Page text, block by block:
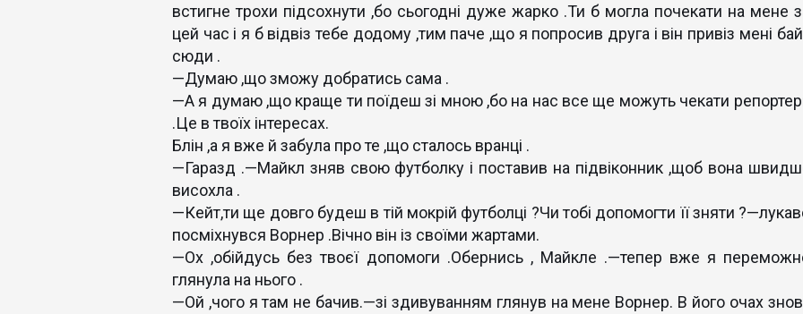
встигне трохи підсохнути ,бо сьогодні дуже жарко .Ти б могла почекати на мене
цей час і я б відвіз тебе додому ,тим паче ,що я попросив друга і він привіз мені
сюди .
—Думаю ,що зможу добратись сама .
—А я думаю ,що краще ти поїдеш зі мною ,бо на нас все ще можуть чекати
.Це в твоїх інтересах.
Блін ,а я вже й забула про те ,що сталось вранці .
—Гаразд .—Майкл зняв свою футболку і поставив на підвіконник ,щоб вона
висохла .
—Кейт,ти ще довго будеш в тій мокрій футболці ?Чи тобі допомогти її зняти
посміхнувся Ворнер .Вічно він із своїми жартами.
—Ох ,обійдусь без твоєї допомоги .Обернись , Майкле .—тепер вже я
глянула на нього .
—Ой ,чого я там не бачив.—зі здивуванням глянув на мене Ворнер. В його очах